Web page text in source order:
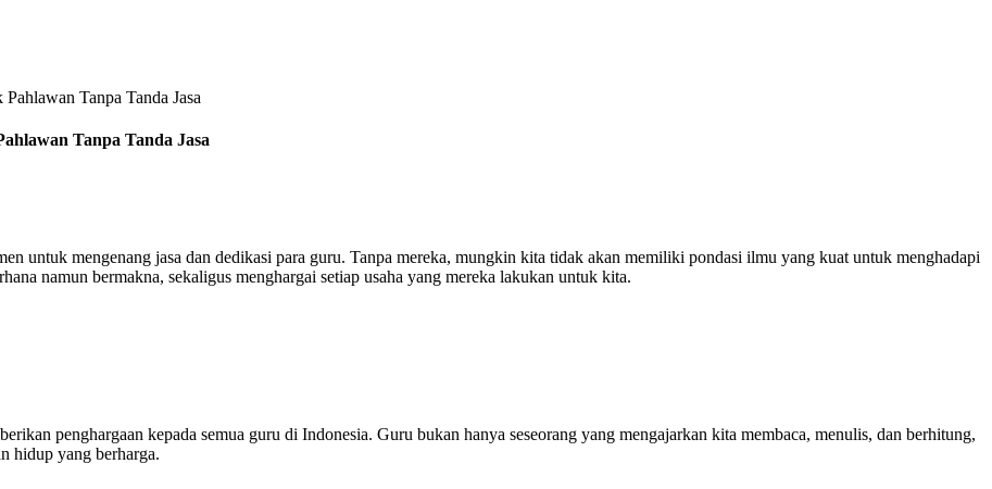
Tanpa Tanda Jasa
Tanpa Tanda Jasa
untuk mengenang jasa dan dedikasi para guru. Tanpa mereka, mungkin kita tidak akan memiliki pondasi ilmu yang kuat untuk menghadapi
namun bermakna, sekaligus menghargai setiap usaha yang mereka lakukan untuk kita.
penghargaan kepada semua guru di Indonesia. Guru bukan hanya seseorang yang mengajarkan kita membaca, menulis, dan berhitung,
hidup yang berharga.